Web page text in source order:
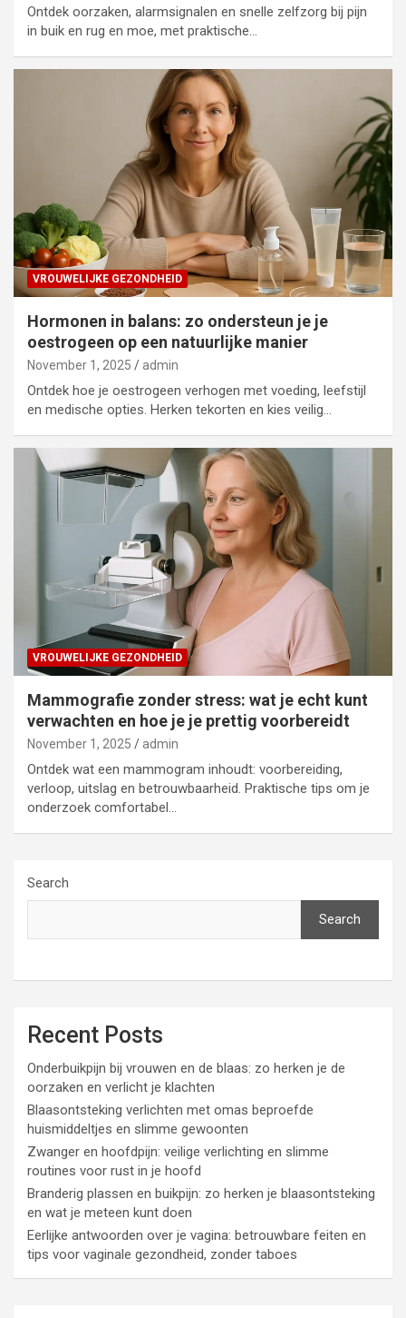
Ontdek oorzaken, alarmsignalen en snelle zelfzorg bij pijn
in buik en rug en moe, met praktische…
VROUWELIJKE GEZONDHEID
Hormonen in balans: zo ondersteun je je
oestrogeen op een natuurlijke manier
November 1, 2025 admin
Ontdek hoe je oestrogeen verhogen met voeding, leefstijl
en medische opties. Herken tekorten en kies veilig…
VROUWELIJKE GEZONDHEID
Mammografie zonder stress: wat je echt kunt
verwachten en hoe je je prettig voorbereidt
November 1, 2025 admin
Ontdek wat een mammogram inhoudt: voorbereiding,
verloop, uitslag en betrouwbaarheid. Praktische tips om je
onderzoek comfortabel…
Search
Search
Recent Posts
Onderbuikpijn bij vrouwen en de blaas: zo herken je de
oorzaken en verlicht je klachten
Blaasontsteking verlichten met omas beproefde
huismiddeltjes en slimme gewoonten
Zwanger en hoofdpijn: veilige verlichting en slimme
routines voor rust in je hoofd
Branderig plassen en buikpijn: zo herken je blaasontsteking
en wat je meteen kunt doen
Eerlijke antwoorden over je vagina: betrouwbare feiten en
tips voor vaginale gezondheid, zonder taboes